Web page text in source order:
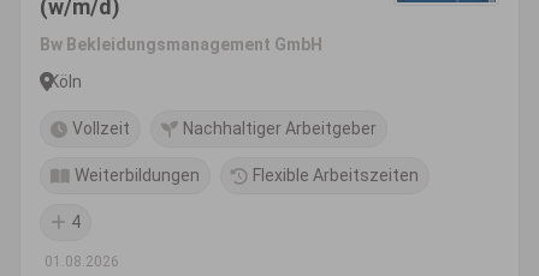
(w/m/d)
Bw Bekleidungsmanagement GmbH
Köln
Vollzeit Nachhaltiger Arbeitgeber
Weiterbildungen Flexible Arbeitszeiten
4
01.08.2026